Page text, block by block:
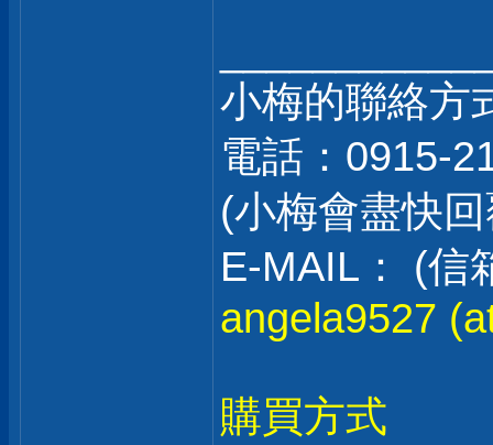
小梅的聯絡方
電話：0915-
(小梅會盡快
E-MAIL： (信
angela9527
購買方式